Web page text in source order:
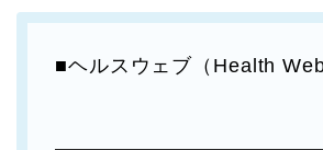
■ヘルスウェブ（Health